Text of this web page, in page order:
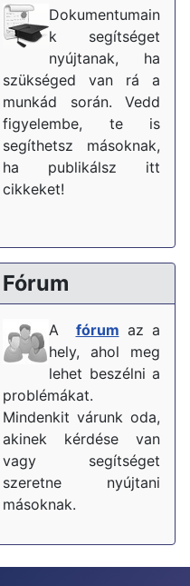
Dokumentumain
k segítséget
nyújtanak, ha
szükséged van rá a
munkád során. Vedd
figyelembe, te is
segíthetsz másoknak,
ha publikálsz itt
cikkeket!
Fórum
A fórum az a
hely, ahol meg
lehet beszélni a
problémákat.
Mindenkit várunk oda,
akinek kérdése van
vagy segítséget
szeretne nyújtani
másoknak.